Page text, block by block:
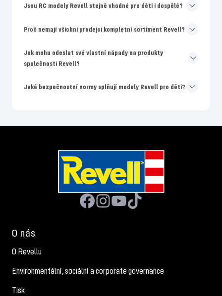
Jsou RC modely Revell stejně vhodné pro děti i dospělé?
Proč nemají všichni prodejci kompletní sortiment Revell?
Jak mohu odeslat své vlastní nápady na produkty
společnosti Revell?
Jaké bezpečnostní normy splňují modely Revell pro děti?
O nás
O Revellu
Environmentální, sociální a corporate governance
Tisk